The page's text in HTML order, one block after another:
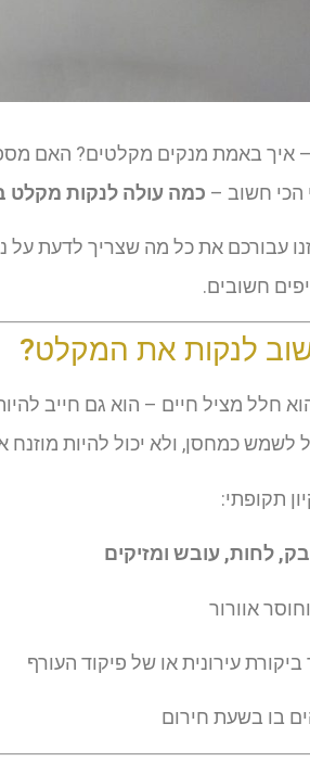
– איך באמת מנקים מקלטים? האם
הכי חשוב – כמה עולה לנקות מקלט
עבורכם את כל מה שצריך לדעת על
חשובים.
לנקות את המקלט?
חלל מציל חיים – הוא גם חייב
לשמש כמחסן, ולא יכול להיות מוזנח
תקופתי:
לחות, עובש ומזיקים
אוורור
עירונית או של פיקוד העורף
בו בשעת חירום